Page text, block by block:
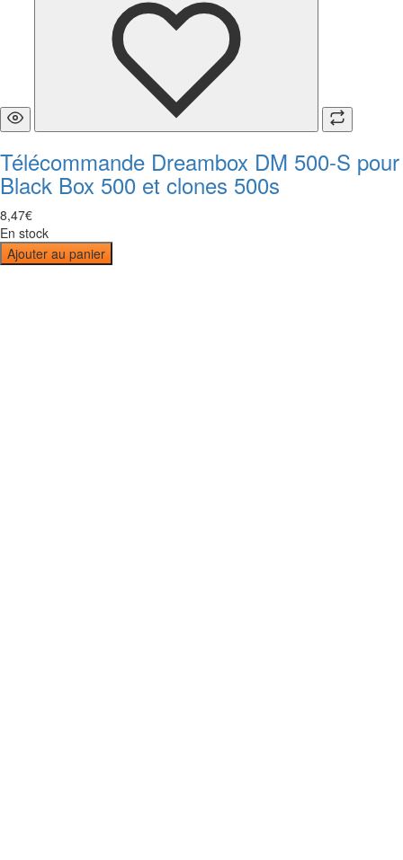
Télécommande Dreambox DM 500-S pour
Black Box 500 et clones 500s
8,47€
En stock
Ajouter au panier